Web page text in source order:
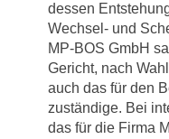
dessen
Wechsel- und
MP-BOS GmbH
Gericht, nach
auch das für den
zuständige. Bei
das für die Firma